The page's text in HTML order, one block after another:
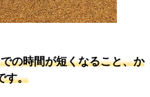
の時間が短くなること、か
す。